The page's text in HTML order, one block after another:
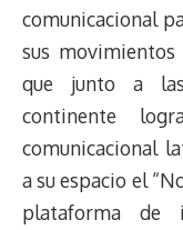
comunicacional
sus movimientos
que junto a
continente
comunicacional
a su espacio el
plataforma de